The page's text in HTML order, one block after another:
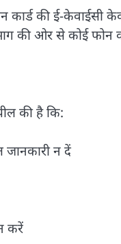
कार्ड की ई-
की ओर से कोई
की है कि:
न दें
करें